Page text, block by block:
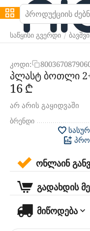
საწყისი გვერდი / ბავშვი
კოდი:
პლასტ ბოთლი
‍16‍₾
არ არის გაყიდვაში
ბრენდი
ონლაინ
გადახდის
მიწოდება